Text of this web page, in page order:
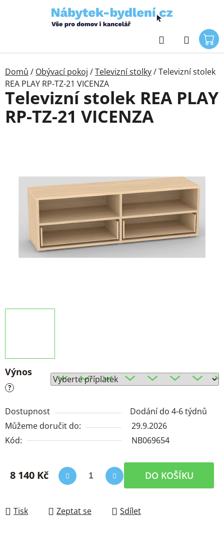
Hledat
Domů / Obývací pokoj /Televizní stolky/Televizní stolek
REA PLAY RP-TZ-21 VICENZA
Výnos
?
Dostupnost
Dodání do 4-6 týdnů
Můžeme doručit do:
29.9.2026
Kód:
NB069654
8 140 Kč DO KOŠÍKU
Tisk Zeptat se Sdílet
Televizní stolek REA PLAY
RP-TZ-21 VICENZA